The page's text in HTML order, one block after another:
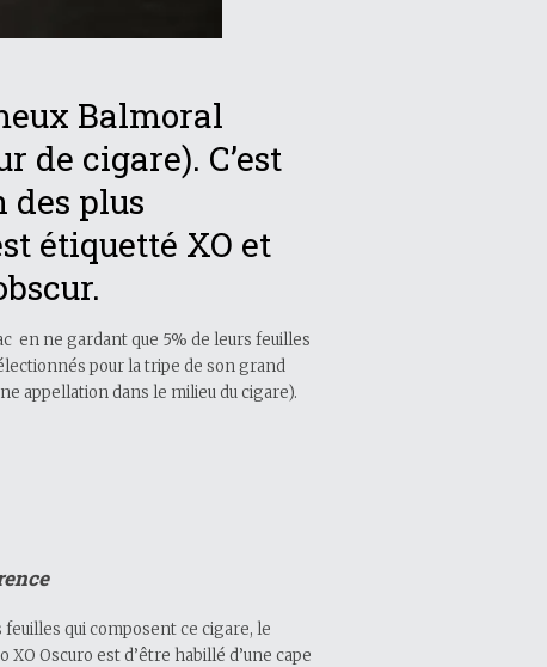
Balmoral
de cigare). C’est
des plus
étiquetté XO et
en ne gardant que 5% de leurs feuilles
pour la tripe de son grand
appellation dans le milieu du cigare).
qui composent ce cigare, le
Oscuro est d’être habillé d’une cape